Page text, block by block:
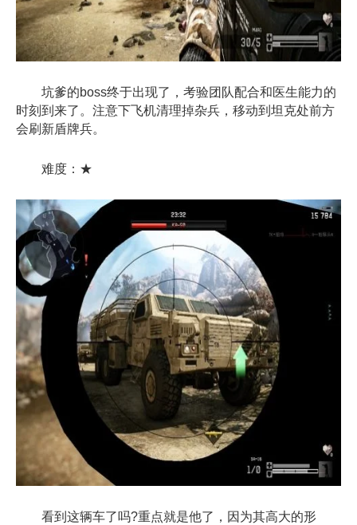
坑爹的boss终于出现了，考验团队配合和医生能力的
时刻到来了。注意下飞机清理掉杂兵，移动到坦克处前方
会刷新盾牌兵。
难度：★
看到这辆车了吗?重点就是他了，因为其高大的形